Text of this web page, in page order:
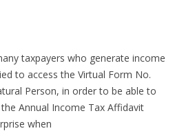
taxpayers who generate income
to access the Virtual Form No.
Person, in order to be able to
Annual Income Tax Affidavit
when